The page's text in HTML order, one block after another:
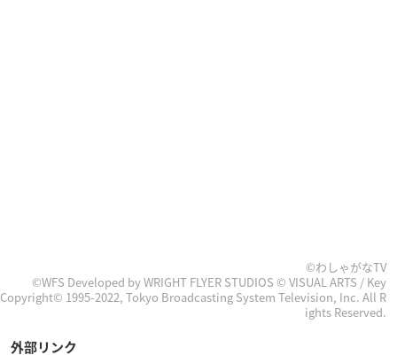
©わしゃがなTV
©WFS Developed by WRIGHT FLYER STUDIOS © VISUAL ARTS / Key
Copyright© 1995-2022, Tokyo Broadcasting System Television, Inc. All R
ights Reserved.
外部リンク